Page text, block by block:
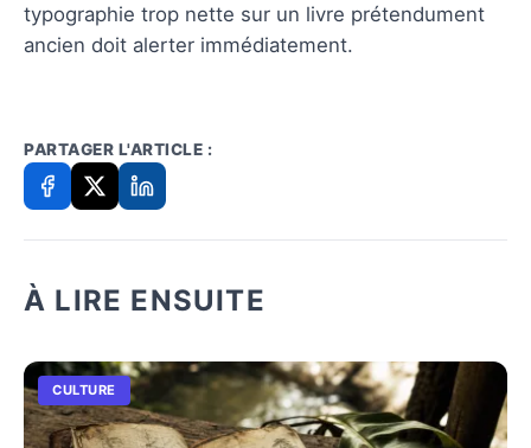
typographie trop nette sur un livre prétendument
ancien doit alerter immédiatement.
PARTAGER L'ARTICLE :
À LIRE ENSUITE
CULTURE